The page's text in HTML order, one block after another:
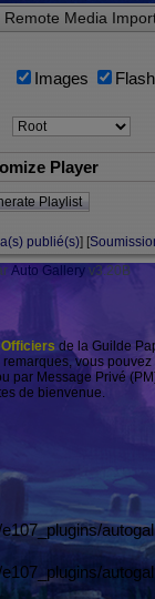
Remote Media
Images
Player
publié(s)] [
Auto Galleryv3.20B
Officiers de la Guilde
vous pouvez
par Message Privé
de bienvenue.